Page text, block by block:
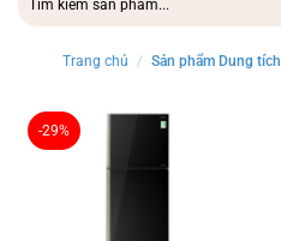
Trang chủ / Sản phẩm Dung tích
-29%